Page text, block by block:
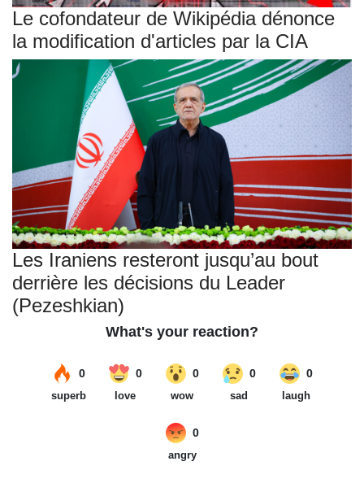
Le cofondateur de Wikipédia dénonce
la modification d'articles par la CIA
Les Iraniens resteront jusqu’au bout
derrière les décisions du Leader
(Pezeshkian)